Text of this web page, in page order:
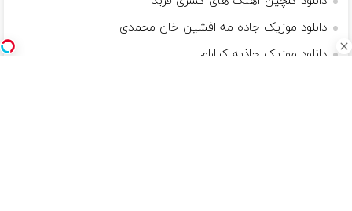
دانلود موزیک جاده مه افشین خان محمدی
دانلود موزیک جاذبه کیارام